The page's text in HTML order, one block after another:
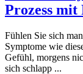
Prozess mit
Fühlen Sie sich
Symptome wie
Gefühl, morgens
sich schlapp ...